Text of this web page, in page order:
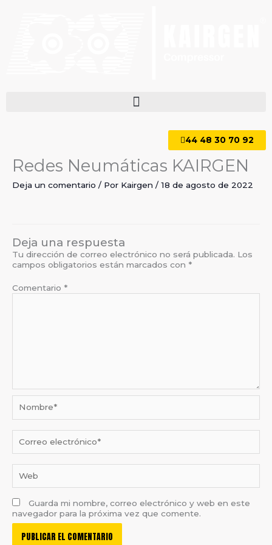
44 48 30 70 92
Redes Neumáticas KAIRGEN
Deja un comentario / Por Kairgen / 18 de agosto de 2022
Deja una respuesta
Tu dirección de correo electrónico no será publicada. Los
campos obligatorios están marcados con *
Comentario *
Correo
electrónico*
Guarda mi nombre, correo electrónico y web en este
navegador para la próxima vez que comente.